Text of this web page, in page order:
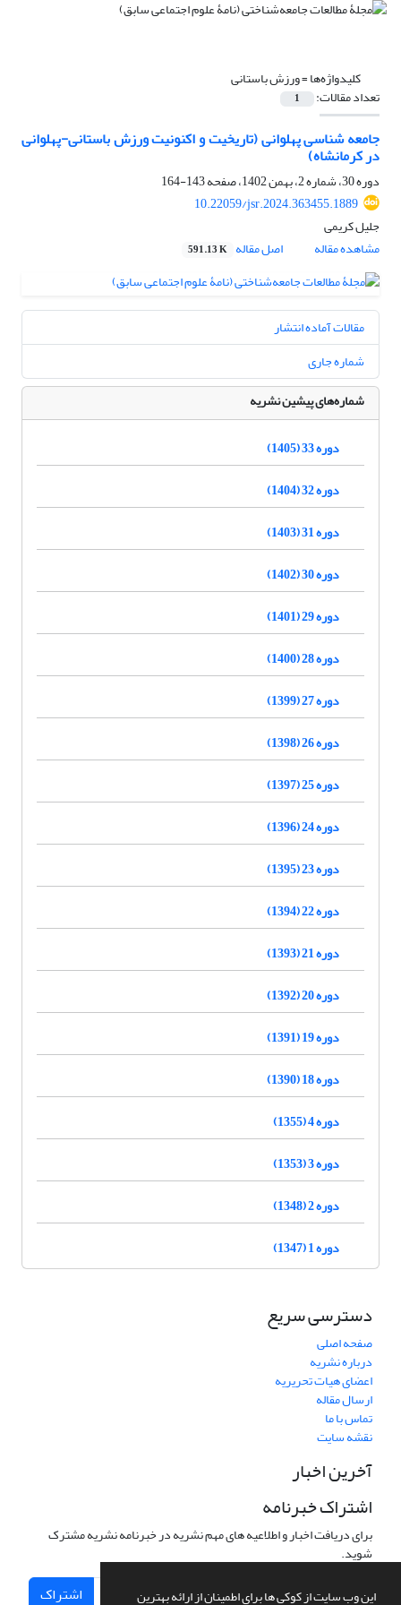
این وب سایت از کوکی ها برای اطمینان از ارائه بهترین
کلیدواژه‌ها =ورزش باستانی
تعداد مقالات: 1
جامعه شناسی پهلوانی (تاریخیت و اکنونیت ورزش باستانی-پهلوانی
در کرمانشاه)
دوره 30، شماره 2، بهمن 1402، صفحه
143-164
10.22059/jsr.2024.363455.1889
جلیل کریمی
مشاهده مقاله
اصل مقاله 591.13 K
مقالات آماده انتشار
شماره جاری
شماره‌های پیشین نشریه
دوره 33 (1405)
دوره 32 (1404)
دوره 31 (1403)
دوره 30 (1402)
دوره 29 (1401)
دوره 28 (1400)
دوره 27 (1399)
دوره 26 (1398)
دوره 25 (1397)
دوره 24 (1396)
دوره 23 (1395)
دوره 22 (1394)
دوره 21 (1393)
دوره 20 (1392)
دوره 19 (1391)
دوره 18 (1390)
دوره 4 (1355)
دوره 3 (1353)
دوره 2 (1348)
دوره 1 (1347)
دسترسی سریع
صفحه اصلی
درباره نشریه
اعضای هیات تحریریه
ارسال مقاله
تماس با ما
نقشه سایت
آخرین اخبار
اشتراک خبرنامه
برای دریافت اخبار و اطلاعیه های مهم نشریه در خبرنامه نشریه مشترک
شوید.
اشتراک